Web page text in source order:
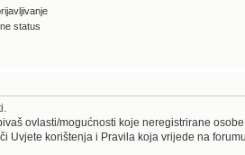
status
ovlasti/mogućnosti koje neregistrirane
Uvjete korištenja i Pravila koja vrijede na